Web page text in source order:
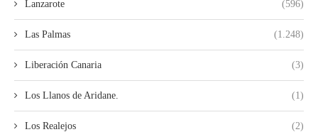
Lanzarote (596)
Las Palmas (1.248)
Liberación Canaria (3)
Los Llanos de Aridane. (1)
Los Realejos (2)